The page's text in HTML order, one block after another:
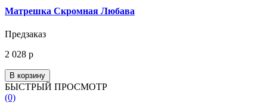
Матрешка Скромная Любава
Предзаказ
2 028 р
В корзину
БЫСТРЫЙ ПРОСМОТР
(0)